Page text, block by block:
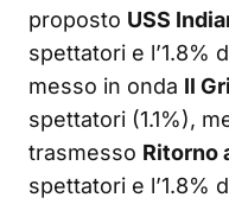
proposto USS
spettatori e l’1.8%
messo in onda Il
spettatori (1.1%),
trasmesso Ritorno
spettatori e l’1.8%